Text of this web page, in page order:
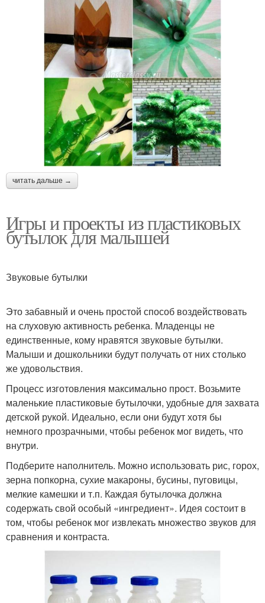
читать дальше →
Игры и проекты из пластиковых
бутылок для малышей
Звуковые бутылки
Это забавный и очень простой способ воздействовать
на слуховую активность ребенка. Младенцы не
единственные, кому нравятся звуковые бутылки.
Малыши и дошкольники будут получать от них столько
же удовольствия.
Процесс изготовления максимально прост. Возьмите
маленькие пластиковые бутылочки, удобные для захвата
детской рукой. Идеально, если они будут хотя бы
немного прозрачными, чтобы ребенок мог видеть, что
внутри.
Подберите наполнитель. Можно использовать рис, горох,
зерна попкорна, сухие макароны, бусины, пуговицы,
мелкие камешки и т.п. Каждая бутылочка должна
содержать свой особый «ингредиент». Идея состоит в
том, чтобы ребенок мог извлекать множество звуков для
сравнения и контраста.